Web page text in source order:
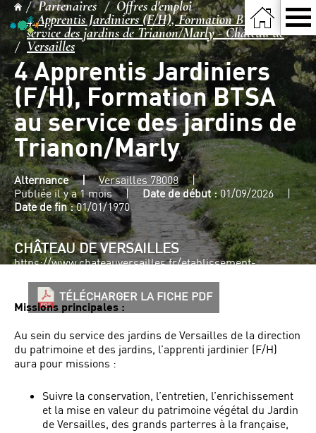
Partenaires Offres d'emploi
4 Apprentis Jardiniers (F/H), Formation BTSA au
service des jardins de Trianon/Marly - Château de
Versailles
4 Apprentis Jardiniers
(F/H), Formation BTSA
au service des jardins de
Trianon/Marly
Alternance
Versailles 78008
Publiée il y a 1 mois
Date de début :01/09/2026
Date de fin :01/01/1970
CHÂTEAU DE VERSAILLES
https://www.chateauversailles.fr/etablissement-
TÉLÉCHARGER LA FICHE PDF
Missions principales :
Au sein du service des jardins de Versailles de la direction
du patrimoine et des jardins, l’apprenti jardinier (F/H)
aura pour missions :
Suivre la conservation, l’entretien, l’enrichissement
et la mise en valeur du patrimoine végétal du Jardin
de Versailles, des grands parterres à la française,